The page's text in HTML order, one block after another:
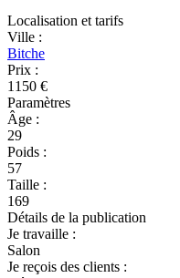
Localisation et tarifs
Ville :
Bitche
Prix :
1150 €
Paramètres
Âge :
29
Poids :
57
Taille :
169
Détails de la publication
Je travaille :
Salon
Je reçois des clients :